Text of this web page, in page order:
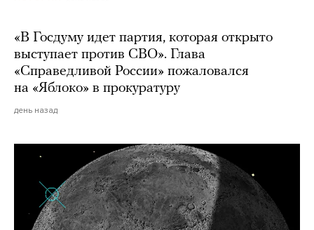
«В Госдуму идет партия, которая открыто
выступает против СВО». Глава
«Справедливой России» пожаловался
на «Яблоко» в прокуратуру
день назад